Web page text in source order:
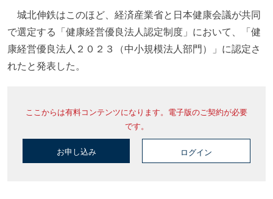
城北伸鉄はこのほど、経済産業省と日本健康会議が共同
で選定する「健康経営優良法人認定制度」において、「健
康経営優良法人２０２３（中小規模法人部門）」に認定さ
れたと発表した。
ここからは有料コンテンツになります。電子版のご契約が必要
です。
お申し込み ログイン